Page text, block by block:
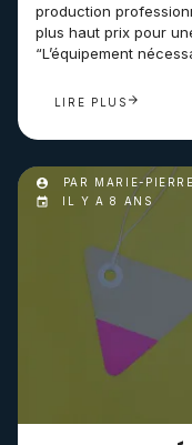
production
plus haut prix pour
“L’équipement
LIRE PLUS
PAR MARIE-
IL Y A 8 ANS